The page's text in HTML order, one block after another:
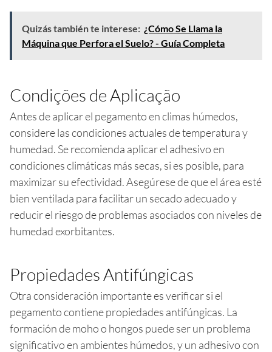
Quizás también te interese: ¿Cómo Se Llama la
Máquina que Perfora el Suelo? - Guía Completa
Condições de Aplicação
Antes de aplicar el pegamento en climas húmedos,
considere las condiciones actuales de temperatura y
humedad. Se recomienda aplicar el adhesivo en
condiciones climáticas más secas, si es posible, para
maximizar su efectividad. Asegúrese de que el área esté
bien ventilada para facilitar un secado adecuado y
reducir el riesgo de problemas asociados con niveles de
humedad exorbitantes.
Propiedades Antifúngicas
Otra consideración importante es verificar si el
pegamento contiene propiedades antifúngicas. La
formación de moho o hongos puede ser un problema
significativo en ambientes húmedos, y un adhesivo con